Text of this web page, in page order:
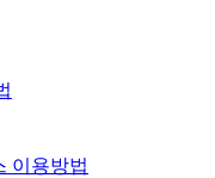
이용방법